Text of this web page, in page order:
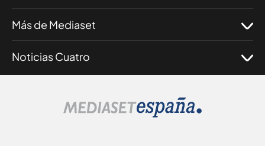
Más de Mediaset
Noticias Cuatro